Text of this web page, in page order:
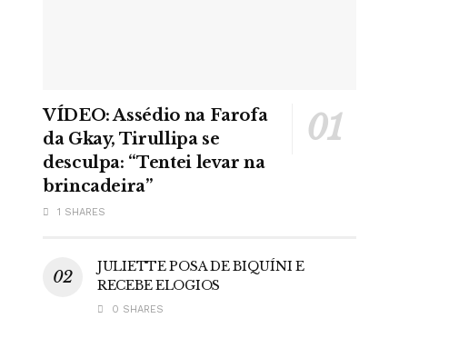
VÍDEO: Assédio na Farofa
da Gkay, Tirullipa se
desculpa: “Tentei levar na
brincadeira”
1 SHARES
JULIETTE POSA DE BIQUÍNI E
RECEBE ELOGIOS
0 SHARES